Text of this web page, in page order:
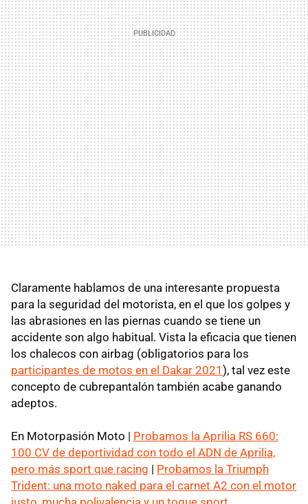
Claramente hablamos de una interesante propuesta
para la seguridad del motorista, en el que los golpes y
las abrasiones en las piernas cuando se tiene un
accidente son algo habitual. Vista la eficacia que tienen
los chalecos con airbag (obligatorios para los
participantes de motos en el Dakar 2021 ), tal vez este
concepto de cubrepantalón también acabe ganando
adeptos.
En Motorpasión Moto | Probamos la Aprilia RS 660:
100 CV de deportividad con todo el ADN de Aprilia,
pero más sport que racing | Probamos la Triumph
Trident: una moto naked para el carnet A2 con el motor